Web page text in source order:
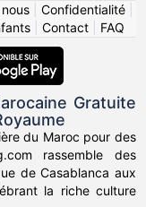
Confidentialité
| Contact| FAQ
Gratuite
du Maroc pour des
rassemble des
de Casablanca aux
la riche culture